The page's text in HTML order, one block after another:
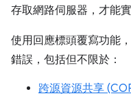
存取網路伺服器，才能
使用回應標頭覆寫功能
錯誤，包括但不限於：
跨源資源共享